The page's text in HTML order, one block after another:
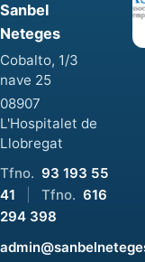
Sanbel
Neteges
Cobalto, 1/3
nave 25
08907
L'Hospitalet de
Llobregat
Tfno. 93 193 55
41
Tfno. 616
294 398